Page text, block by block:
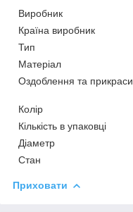
Виробник
Країна виробник
Тип
Матеріал
Оздоблення та прикраси
Колір
Кількість в упаковці
Діаметр
Стан
Приховати